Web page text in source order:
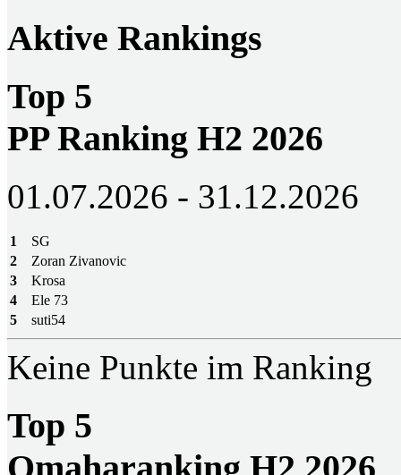
Aktive Rankings
Top 5
PP Ranking H2 2026
01.07.2026 - 31.12.2026
1
SG
2
Zoran Zivanovic
3
Krosa
4
Ele 73
5
suti54
Keine Punkte im Ranking
Top 5